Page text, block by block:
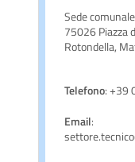
Sede comunale
75026 Piazza
Rotondella,
Telefono: +39
Email: